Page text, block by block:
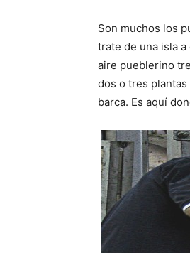
Son muchos los
trate de una isla
aire pueblerino
dos o tres
barca. Es aquí